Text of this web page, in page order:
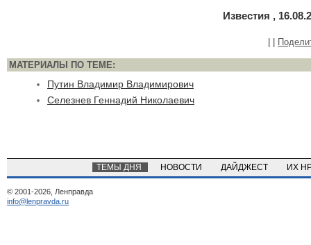
Известия ,
МАТЕРИАЛЫ ПО ТЕМЕ:
Путин Владимир Владимирович
Селезнев Геннадий Николаевич
ТЕМЫ ДНЯ НОВОСТИ ДАЙДЖЕСТ ИХ
© 2001-2026, Ленправда
info@lenpravda.ru